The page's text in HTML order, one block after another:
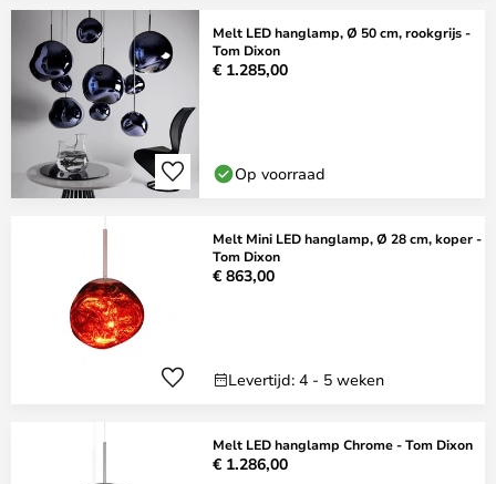
Melt LED hanglamp, Ø 50 cm, rookgrijs -
Tom Dixon
€ 1.285,00
Op voorraad
Melt Mini LED hanglamp, Ø 28 cm, koper -
Tom Dixon
€ 863,00
Levertijd: 4 - 5 weken
Melt LED hanglamp Chrome - Tom Dixon
€ 1.286,00